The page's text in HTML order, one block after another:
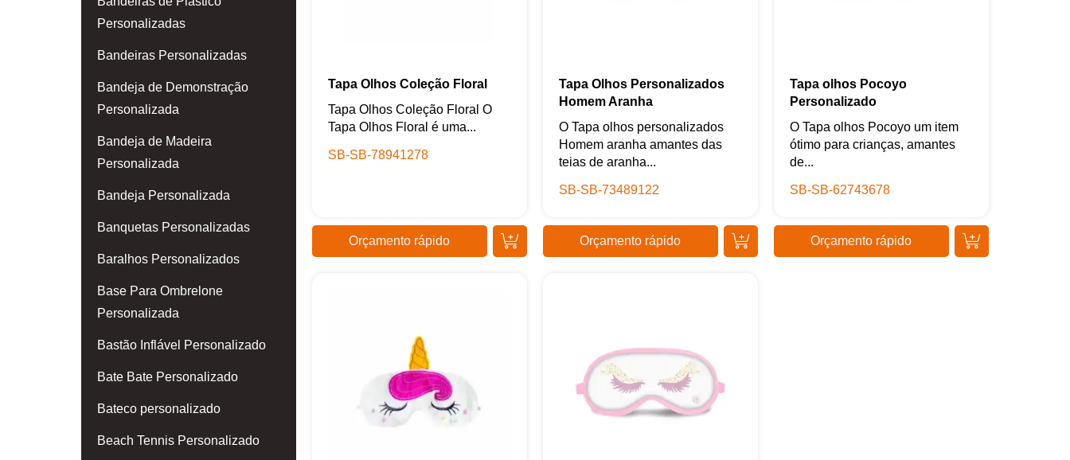
Personalizadas
Bandeiras Personalizadas
Bandeja de Demonstração
Personalizada
Bandeja de Madeira
Personalizada
Bandeja Personalizada
Banquetas Personalizadas
Baralhos Personalizados
Base Para Ombrelone
Personalizada
Bastão Inflável Personalizado
Bate Bate Personalizado
Bateco personalizado
Beach Tennis Personalizado
Tapa Olhos Coleção Floral
Tapa Olhos Coleção Floral O
Tapa Olhos Floral é uma...
SB-SB-78941278
Orçamento rápido
Tapa Olhos Personalizados
Homem Aranha
O Tapa olhos personalizados
Homem aranha amantes das
teias de aranha...
SB-SB-73489122
Orçamento rápido
Tapa olhos Pocoyo
Personalizado
O Tapa olhos Pocoyo um item
ótimo para crianças, amantes
de...
SB-SB-62743678
Orçamento rápido
+55
A nossa empresa está comprometida a proteger e respeitar sua
privacidade, utilizaremos seus dados apenas para fins de
marketing. Você pode alterar suas preferências a qualquer